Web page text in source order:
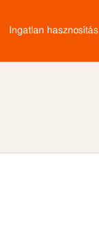
Ingatlan hasznosítás